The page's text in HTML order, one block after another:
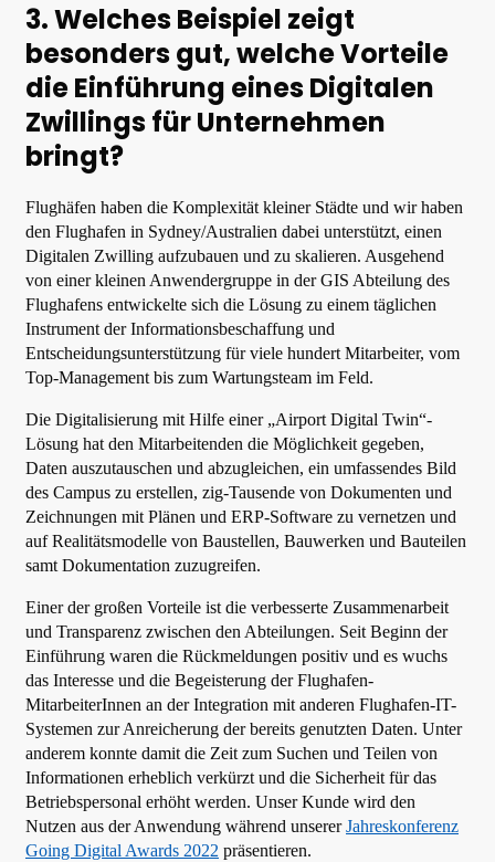
3. Welches Beispiel zeigt
besonders gut, welche Vorteile
die Einführung eines Digitalen
Zwillings für Unternehmen
bringt?
Flughäfen haben die Komplexität kleiner Städte und wir haben
den Flughafen in Sydney/Australien dabei unterstützt, einen
Digitalen Zwilling aufzubauen und zu skalieren. Ausgehend
von einer kleinen Anwendergruppe in der GIS Abteilung des
Flughafens entwickelte sich die Lösung zu einem täglichen
Instrument der Informationsbeschaffung und
Entscheidungsunterstützung für viele hundert Mitarbeiter, vom
Top-Management bis zum Wartungsteam im Feld.
Die Digitalisierung mit Hilfe einer „Airport Digital Twin“-
Lösung hat den Mitarbeitenden die Möglichkeit gegeben,
Daten auszutauschen und abzugleichen, ein umfassendes Bild
des Campus zu erstellen, zig-Tausende von Dokumenten und
Zeichnungen mit Plänen und ERP-Software zu vernetzen und
auf Realitätsmodelle von Baustellen, Bauwerken und Bauteilen
samt Dokumentation zuzugreifen.
Einer der großen Vorteile ist die verbesserte Zusammenarbeit
und Transparenz zwischen den Abteilungen. Seit Beginn der
Einführung waren die Rückmeldungen positiv und es wuchs
das Interesse und die Begeisterung der Flughafen-
MitarbeiterInnen an der Integration mit anderen Flughafen-IT-
Systemen zur Anreicherung der bereits genutzten Daten. Unter
anderem konnte damit die Zeit zum Suchen und Teilen von
Informationen erheblich verkürzt und die Sicherheit für das
Betriebspersonal erhöht werden. Unser Kunde wird den
Nutzen aus der Anwendung während unsererJahreskonferenz
Going Digital Awards 2022 präsentieren.